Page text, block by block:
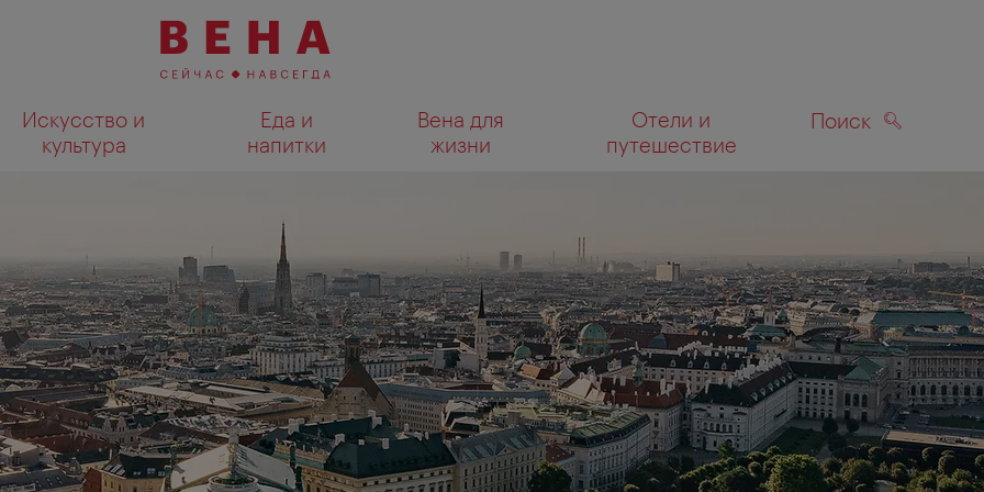
Искусство и
культура
Еда и
напитки
Вена для
жизни
Отели и
путешествие
Поиск